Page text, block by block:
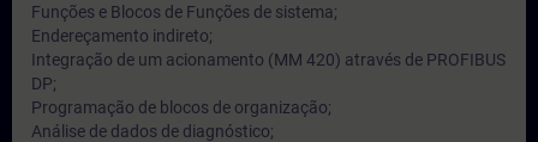
Funções e Blocos de Funções de sistema;
Endereçamento indireto;
Integração de um acionamento (MM 420) através de PROFIBUS
DP;
Programação de blocos de organização;
Análise de dados de diagnóstico;